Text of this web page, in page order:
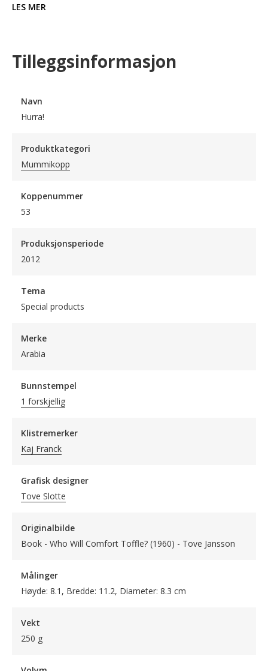
LES MER
Tilleggsinformasjon
Navn
Hurra!
Produktkategori
Mummikopp
Koppenummer
53
Produksjonsperiode
2012
Tema
Special products
Merke
Arabia
Bunnstempel
1 forskjellig
Klistremerker
Kaj Franck
Grafisk designer
Tove Slotte
Originalbilde
Book - Who Will Comfort Toffle? (1960) - Tove Jansson
Målinger
Høyde: 8.1, Bredde: 11.2, Diameter: 8.3 cm
Vekt
250 g